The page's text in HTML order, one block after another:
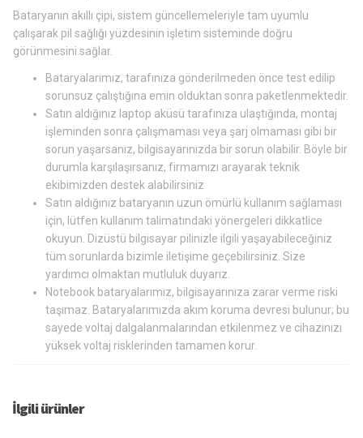
Bataryanın akıllı çipi, sistem güncellemeleriyle tam uyumlu
çalışarak pil sağlığı yüzdesinin işletim sisteminde doğru
görünmesini sağlar.
Bataryalarımız, tarafınıza gönderilmeden önce test edilip
sorunsuz çalıştığına emin olduktan sonra paketlenmektedir.
Satın aldığınız laptop aküsü tarafınıza ulaştığında, montaj
işleminden sonra çalışmaması veya şarj olmaması gibi bir
sorun yaşarsanız, bilgisayarınızda bir sorun olabilir. Böyle bir
durumla karşılaşırsanız, firmamızı arayarak teknik
ekibimizden destek alabilirsiniz
Satın aldığınız bataryanın uzun ömürlü kullanım sağlaması
için, lütfen kullanım talimatındaki yönergeleri dikkatlice
okuyun. Dizüstü bilgisayar pilinizle ilgili yaşayabileceğiniz
tüm sorunlarda bizimle iletişime geçebilirsiniz. Size
yardımcı olmaktan mutluluk duyarız.
Notebook bataryalarımız, bilgisayarınıza zarar verme riski
taşımaz. Bataryalarımızda akım koruma devresi bulunur; bu
sayede voltaj dalgalanmalarından etkilenmez ve cihazınızı
yüksek voltaj risklerinden tamamen korur.
İlgili ürünler